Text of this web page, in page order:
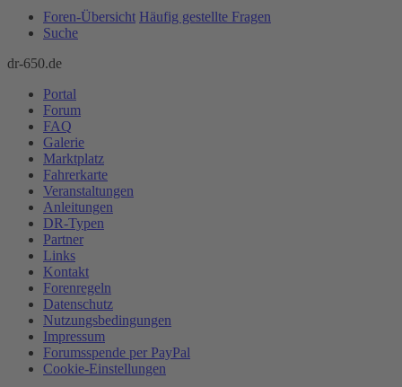
Foren-Übersicht Häufig gestellte Fragen
Suche
dr-650.de
Portal
Forum
FAQ
Galerie
Marktplatz
Fahrerkarte
Veranstaltungen
Anleitungen
DR-Typen
Partner
Links
Kontakt
Forenregeln
Datenschutz
Nutzungsbedingungen
Impressum
Forumsspende per PayPal
Cookie-Einstellungen